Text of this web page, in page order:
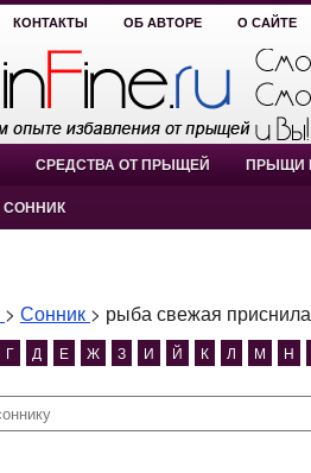
КОНТАКТЫ ОБ АВТОРЕ О САЙТЕ
СРЕДСТВА ОТ ПРЫЩЕЙ ПРЫЩИ
СОННИК
> Сонник > рыба свежая
Г Д Е Ж З И Й К Л М Н